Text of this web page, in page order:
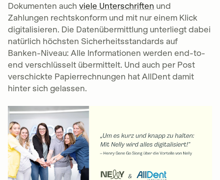
Dokumenten auch viele Unterschriften und
Zahlungen rechtskonform und mit nur einem Klick
digitalisieren. Die Datenübermittlung unterliegt dabei
natürlich höchsten Sicherheitsstandards auf
Banken-Niveau: Alle Informationen werden end-to-
end verschlüsselt übermittelt. Und auch per Post
verschickte Papierrechnungen hat AllDent damit
hinter sich gelassen.